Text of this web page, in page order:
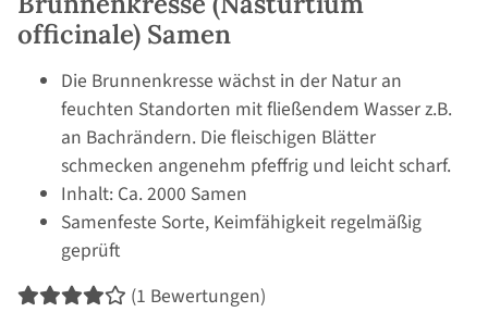
officinale) Samen
Die Brunnenkresse wächst in der Natur an
feuchten Standorten mit fließendem Wasser z.B.
an Bachrändern. Die fleischigen Blätter
schmecken angenehm pfeffrig und leicht scharf.
Inhalt: Ca. 2000 Samen
Samenfeste Sorte, Keimfähigkeit regelmäßig
geprüft
(1 Bewertungen)